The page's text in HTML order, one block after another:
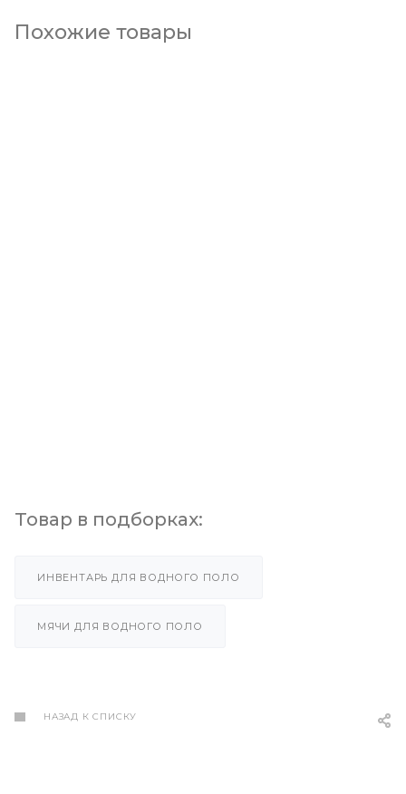
Похожие товары
Товар в подборках:
ИНВЕНТАРЬ ДЛЯ ВОДНОГО ПОЛО
МЯЧИ ДЛЯ ВОДНОГО ПОЛО
НАЗАД К СПИСКУ